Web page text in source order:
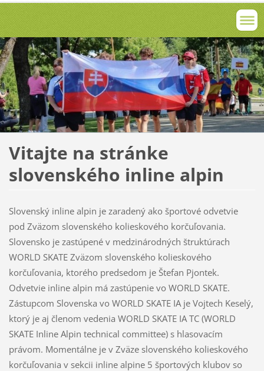
Vitajte na stránke
slovenského inline alpin
Slovenský inline alpin je zaradený ako športové odvetvie
pod Zväzom slovenského kolieskového korčuľovania.
Slovensko je zastúpené v medzinárodných štruktúrach
WORLD SKATE Zväzom slovenského kolieskového
korčuľovania, ktorého predsedom je Štefan Pjontek.
Odvetvie inline alpin má zastúpenie vo WORLD SKATE.
Zástupcom Slovenska vo WORLD SKATE IA je Vojtech Keselý,
ktorý je aj členom vedenia WORLD SKATE IA TC (WORLD
SKATE Inline Alpin technical committee) s hlasovacím
právom. Momentálne je v Zväze slovenského kolieskového
korčuľovania v sekcii inline alpine 5 športových klubov so